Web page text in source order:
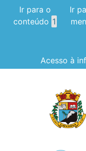
Ir para o
conteúdo 1
Ir
Acesso à